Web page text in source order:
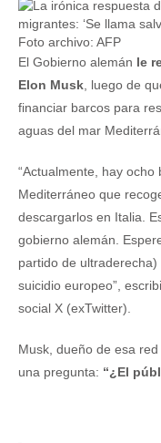
Foto archivo: AFP
El Gobierno alemán le
Elon Musk , luego de
financiar barcos para
aguas del mar
“Actualmente, hay
Mediterráneo que
descargarlos en Italia.
gobierno alemán.
partido de
suicidio europeo”,
social X (exTwitter).
Musk, dueño de esa
una pregunta: “¿El